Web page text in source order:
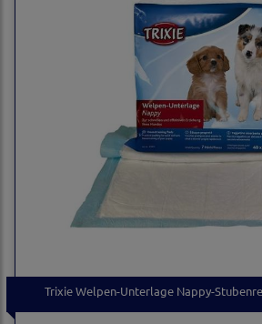
Trixie Welpen-Unterlage Nappy-